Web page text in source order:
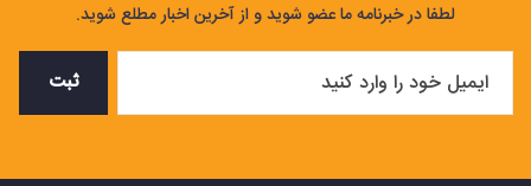
لطفا در خبرنامه ما عضو شوید و از آخرین اخبار مطلع شوید.
ثبت